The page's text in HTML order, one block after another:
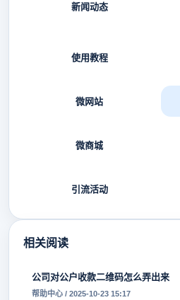
新闻动态
使用教程
微网站
微商城
引流活动
相关阅读
公司对公户收款二维码怎么弄出来
帮助中心 / 2025-10-23 15:17